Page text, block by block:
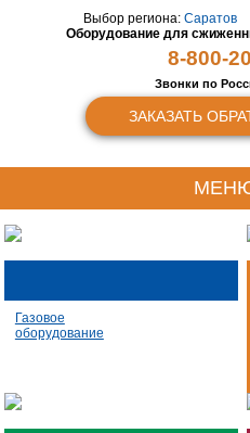
Выбор региона: Саратов
Оборудование для
8-800-
Звонки по
ЗАКАЗАТЬ
Газовое
оборудование